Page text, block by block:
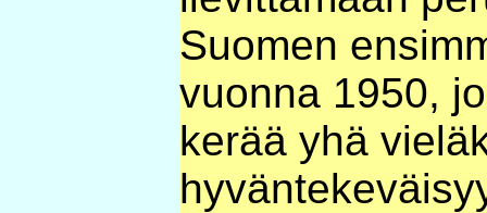
Suomen
vuonna 1950,
kerää yhä